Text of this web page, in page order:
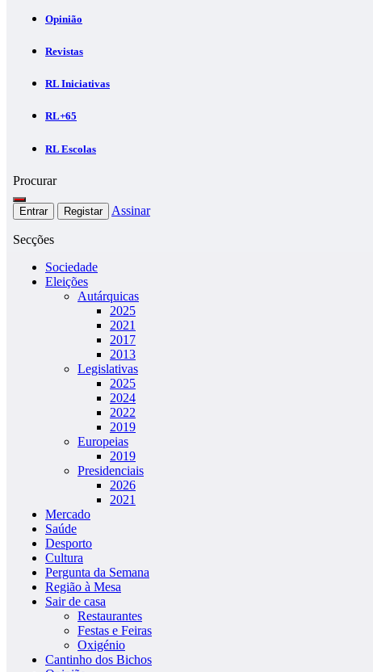
Opinião
Revistas
RL Iniciativas
RL+65
RL Escolas
Procurar
Entrar Registar Assinar
Secções
Sociedade
Eleições
Autárquicas
2025
2021
2017
2013
Legislativas
2025
2024
2022
2019
Europeias
2019
Presidenciais
2026
2021
Mercado
Saúde
Desporto
Cultura
Pergunta da Semana
Região à Mesa
Sair de casa
Restaurantes
Festas e Feiras
Oxigénio
Cantinho dos Bichos